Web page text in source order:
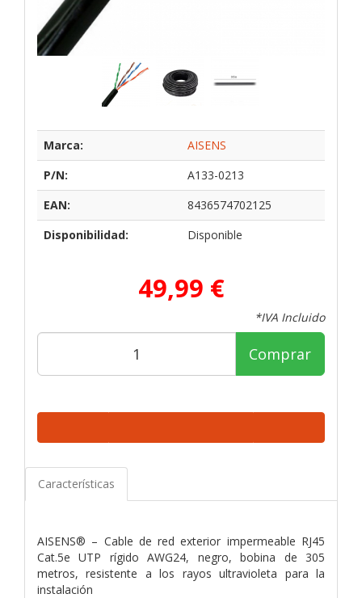
Marca:
AISENS
P/N:
A133-0213
EAN:
8436574702125
Disponibilidad:
Disponible
49,99 €
*IVA Incluido
Comprar
Características
AISENS® – Cable de red exterior impermeable RJ45
Cat.5e UTP rígido AWG24, negro, bobina de 305
metros, resistente a los rayos ultravioleta para la
instalación